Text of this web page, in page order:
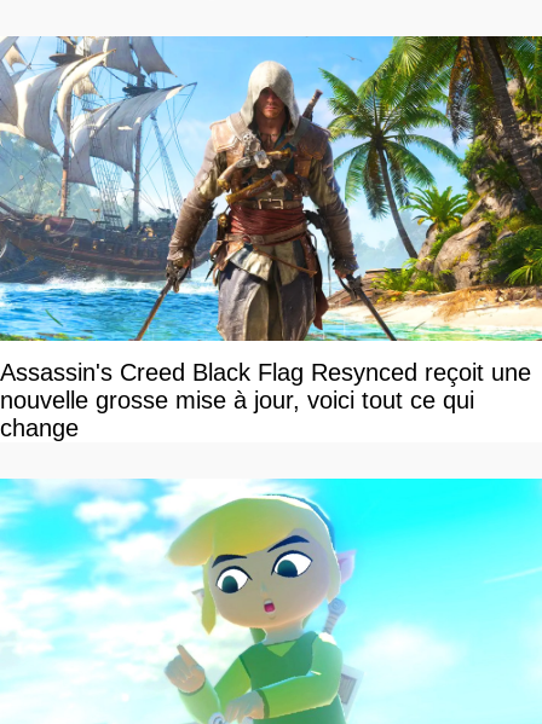
Assassin's Creed Black Flag Resynced reçoit une
nouvelle grosse mise à jour, voici tout ce qui
change